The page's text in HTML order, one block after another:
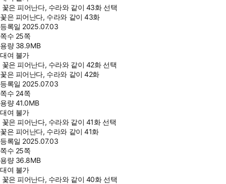
꽃은 피어난다, 수라와 같이 43화 선택
꽃은 피어난다, 수라와 같이 43화
등록일 2025.07.03
쪽수 25쪽
용량 38.9MB
대여 불가
꽃은 피어난다, 수라와 같이 42화 선택
꽃은 피어난다, 수라와 같이 42화
등록일 2025.07.03
쪽수 24쪽
용량41.0MB
대여 불가
꽃은 피어난다, 수라와 같이 41화 선택
꽃은 피어난다, 수라와 같이 41화
등록일 2025.07.03
쪽수 25쪽
용량 36.8MB
대여 불가
꽃은 피어난다, 수라와 같이 40화 선택